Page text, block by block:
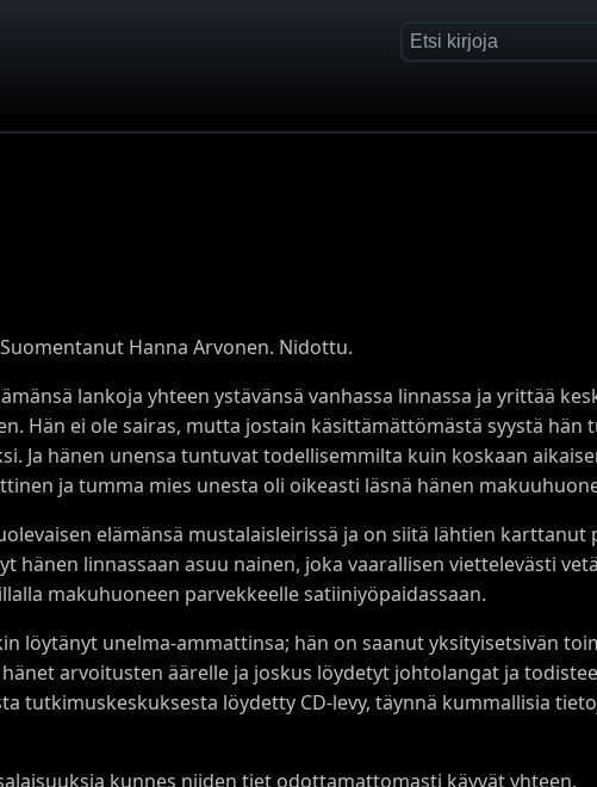
uomentanut Hanna Arvonen. Nidottu.
lankoja yhteen ystävänsä vanhassa linnassa ja yrittää
Hän ei ole sairas, mutta jostain käsittämättömästä syystä hän
Ja hänen unensa tuntuvat todellisemmilta kuin koskaan
ja tumma mies unesta oli oikeasti läsnä hänen
elämänsä mustalaisleirissä ja on siitä lähtien karttanut
hänen linnassaan asuu nainen, joka vaarallisen viettelevästi
makuhuoneen parvekkeelle satiiniyöpaidassaan.
löytänyt unelma-ammattinsa; hän on saanut yksityisetsivän
arvoitusten äärelle ja joskus löydetyt johtolangat ja
tutkimuskeskuksesta löydetty CD-levy, täynnä kummallisia
kunnes niiden tiet odottamattomasti käyvät yhteen.